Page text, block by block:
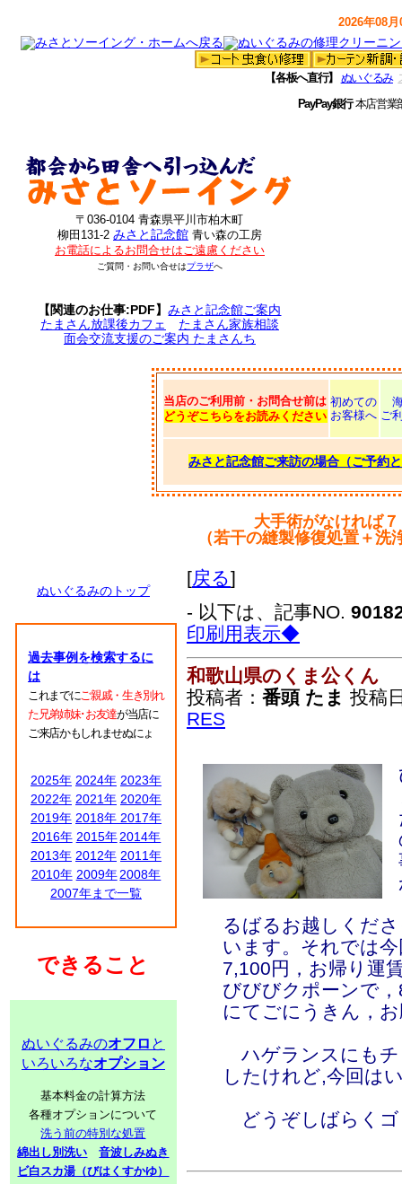
2026年08
【各板へ直行】 ぬいぐるみ
PayPay銀行本店営
〒036-0104 青森県平川市柏木町
柳田131-2 みさと記念館 青い森の工房
お電話によるお問合せはご遠慮ください
ご質問・お問い合せはプラザへ
【関連のお仕事:PDF】みさと記念館ご案内
たまさん放課後カフェ
たまさん家族相談
面会交流支援のご案内 たまさんち
当店のご利用前・お問合せ前は
どうぞこちらをお読みください
初めての
お客様へ ご
みさと記念館ご来訪の場合（ご予約
大手術がなければ
（若干の縫製修復処置＋
ぬいぐるみのトップ
過去事例を検索するに
は
これまでにご親戚・生き別れ
た兄弟姉妹･お友達が当店に
ご来店かもしれませぬにょ
2025年 2024年 2023年
2022年 2021年 2020年
2019年 2018年 2017年
2016年 2015年 2014年
2013年 2012年 2011年
2010年 2009年 2008年
2007年まで一覧
できること
ぬいぐるみのオフロ と
いろいろなオプション
基本料金の計算方法
各種オプションについて
洗う前の特別な処置
綿出し別洗い
音波しみぬき
ビ白スカ湯（びはくすかゆ）
[戻る]
- 以下は、記事NO.
印刷用表示◆
和歌山県のくま公くん
投稿者： 番頭 たま 投稿
RES
るばるお越しくだ
います。それでは
7,100円，お帰り運
びびびクポーンで
にてごにうきん，
ハゲランスにもチ
したけれど,今回は
どうぞしばらくゴ